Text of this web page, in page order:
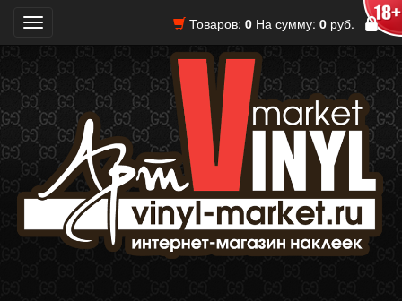
Товаров: 0 На сумму: 0 руб.
Toggle
navigation